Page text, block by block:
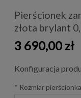
Pierścionek
złota brylant
3 690,00 zł
Konfiguracja
* Rozmiar